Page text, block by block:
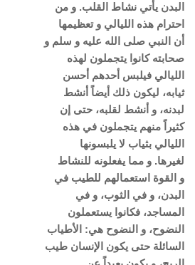
البدن يأتي نشاط القلب. و من
احترام هذه الليالي و تعظيمها
أن النبي صلى الله عليه و سلم و
صحابته كانوا يتجملون لهذه
الليالي فيلبس أحدهم أحسن
ثيابه، ليكون ذلك أيضاً أنشط
لبدنه، و أنشط لقلبه، حتى إن
كثيراً منهم يتجملون في هذه
الليالي بثياب لا يلبسونها
لغيرها. و مما يفعلونه للنشاط
و القوة استعمالهم للطيب في
البدن، و في الثوب، و في
المساجد، فكانوا يستعملون
النضوح، و النضوح هي: الأطياب
السائلة حتى يكون الإنسان طيب